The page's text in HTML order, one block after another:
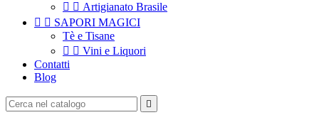
  Artigianato Brasile
  SAPORI MAGICI
Tè e Tisane
  Vini e Liquori
Contatti
Blog
